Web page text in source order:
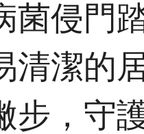
菌侵門
清潔的
步，守